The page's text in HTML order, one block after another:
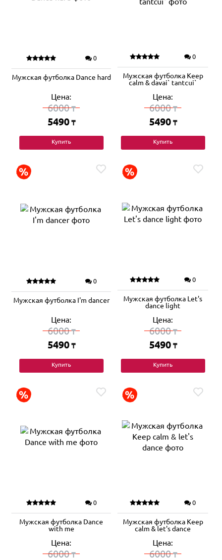
0
Мужская футболка Dance hard
Цена:
6000₸
5490 ₸
Купить
0
Мужская футболка Keep
calm & davai` tantcui`
Цена:
6000₸
5490 ₸
Купить
0
Мужская футболка I'm dancer
Цена:
6000₸
5490 ₸
Купить
0
Мужская футболка Let's
dance light
Цена:
6000₸
5490 ₸
Купить
0
Мужская футболка Dance
with me
Цена:
6000₸
0
Мужская футболка Keep
calm & let's dance
Цена:
6000₸